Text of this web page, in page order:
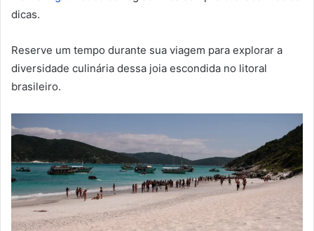
dicas.
Reserve um tempo durante sua viagem para explorar a
diversidade culinária dessa joia escondida no litoral
brasileiro.